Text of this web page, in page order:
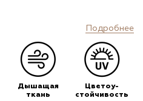
Подробнее
Дышащая
ткань
Цветоу-
стойчивость